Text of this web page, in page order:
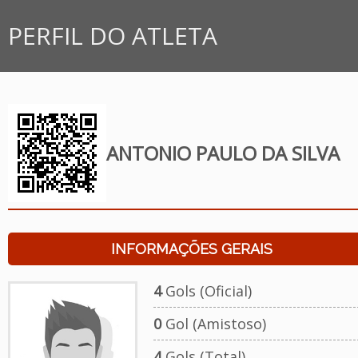
PERFIL DO ATLETA
ANTONIO PAULO DA SILVA
INFORMAÇÕES GERAIS
4Gols (Oficial)
0Gol (Amistoso)